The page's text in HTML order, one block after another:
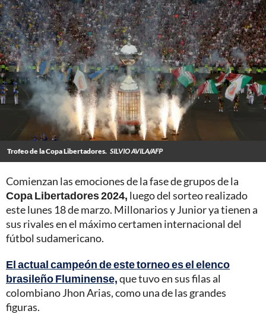
Trofeo de la Copa Libertadores. SILVIO AVILA/AFP
Comienzan las emociones de la fase de grupos de la
Copa Libertadores 2024, luego del sorteo realizado
este lunes 18 de marzo. Millonarios y Junior ya tienen a
sus rivales en el máximo certamen internacional del
fútbol sudamericano.
El actual campeón de este torneo es el elenco
brasileño Fluminense,que tuvo en sus filas al
colombiano Jhon Arias, como una de las grandes
figuras.